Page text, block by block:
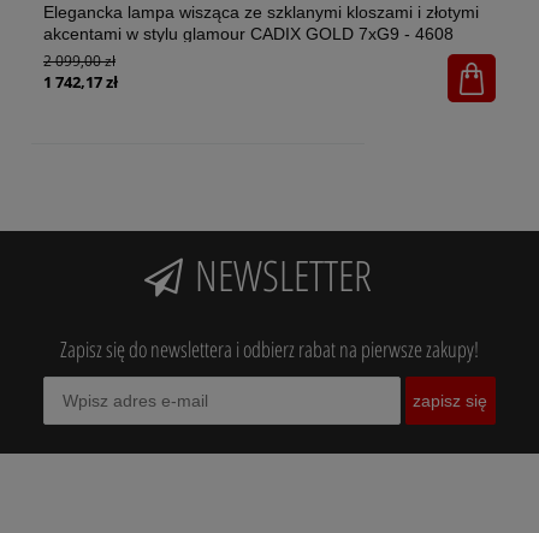
Elegancka lampa wisząca ze szklanymi kloszami i złotymi
akcentami w stylu glamour CADIX GOLD 7xG9 - 4608
2 099,00 zł
1 742,17 zł
NEWSLETTER
Zapisz się do newslettera i odbierz rabat na pierwsze zakupy!
zapisz się